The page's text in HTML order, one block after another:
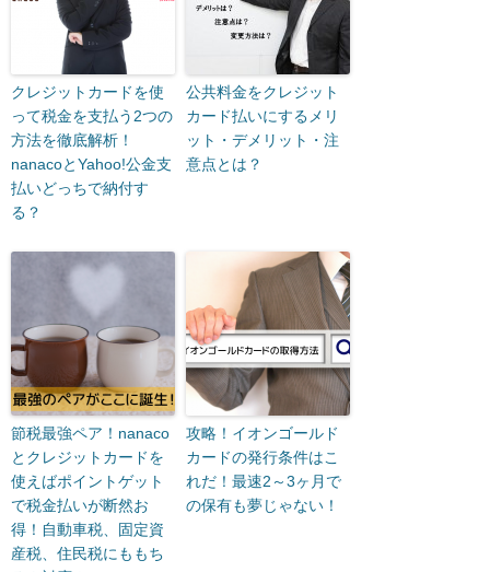
クレジットカードを使
って税金を支払う2つの
方法を徹底解析！
nanacoとYahoo!公金支
払いどっちで納付す
る？
公共料金をクレジット
カード払いにするメリ
ット・デメリット・注
意点とは？
節税最強ペア！nanaco
とクレジットカードを
使えばポイントゲット
で税金払いが断然お
得！自動車税、固定資
産税、住民税にももち
攻略！イオンゴールド
カードの発行条件はこ
れだ！最速2～3ヶ月で
の保有も夢じゃない！